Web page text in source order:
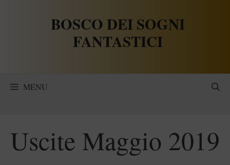
BOSCO DEI SOGNI
FANTASTICI
MENU
Uscite Maggio 2019